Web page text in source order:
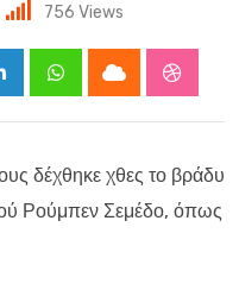
756 Views
LinkedInWhatsappCloud
δέχθηκε χθες το βράδυ
Ρούμπεν Σεμέδο, όπως